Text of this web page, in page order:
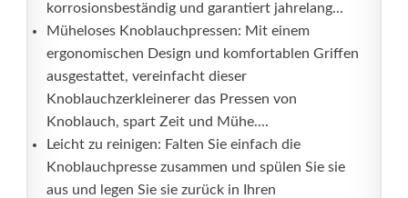
korrosionsbeständig und garantiert jahrelang...
Müheloses Knoblauchpressen: Mit einem
ergonomischen Design und komfortablen Griffen
ausgestattet, vereinfacht dieser
Knoblauchzerkleinerer das Pressen von
Knoblauch, spart Zeit und Mühe....
Leicht zu reinigen: Falten Sie einfach die
Knoblauchpresse zusammen und spülen Sie sie
aus und legen Sie sie zurück in Ihren